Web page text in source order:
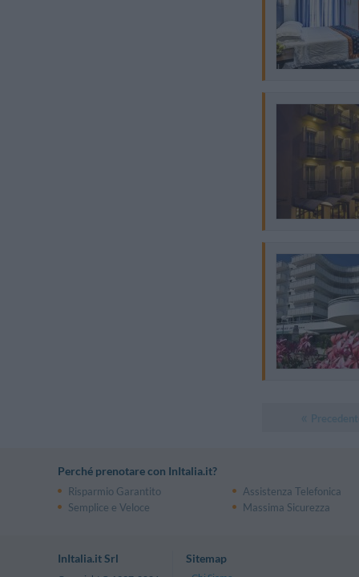
Perché prenotare con InItalia.it?
Risparmio Garantito Assistenza Telefonica
Semplice e Veloce
Massima Sicurezza
InItalia.it Srl Sitemap